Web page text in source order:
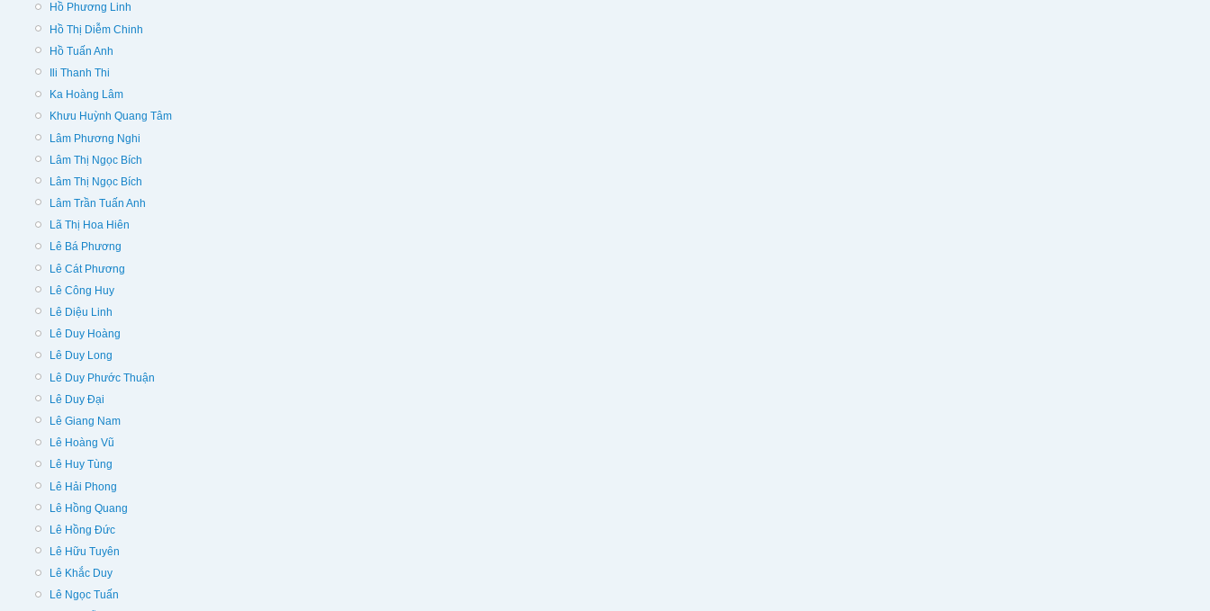
Hồ Phương Linh
Hồ Thị Diễm Chinh
Hồ Tuấn Anh
Ili Thanh Thi
Ka Hoàng Lâm
Khưu Huỳnh Quang Tâm
Lâm Phương Nghi
Lâm Thị Ngọc Bích
Lâm Thị Ngọc Bích
Lâm Trần Tuấn Anh
Lã Thị Hoa Hiên
Lê Bá Phương
Lê Cát Phương
Lê Công Huy
Lê Diệu Linh
Lê Duy Hoàng
Lê Duy Long
Lê Duy Phước Thuận
Lê Duy Đại
Lê Giang Nam
Lê Hoàng Vũ
Lê Huy Tùng
Lê Hải Phong
Lê Hồng Quang
Lê Hồng Đức
Lê Hữu Tuyên
Lê Khắc Duy
Lê Ngọc Tuấn